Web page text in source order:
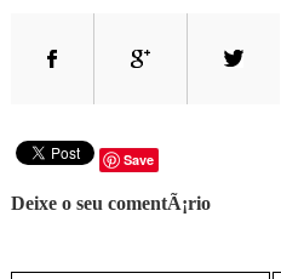
Save
Deixe o seu comentÃ¡rio